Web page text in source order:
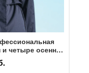
и четыре осенне-
и дышащие